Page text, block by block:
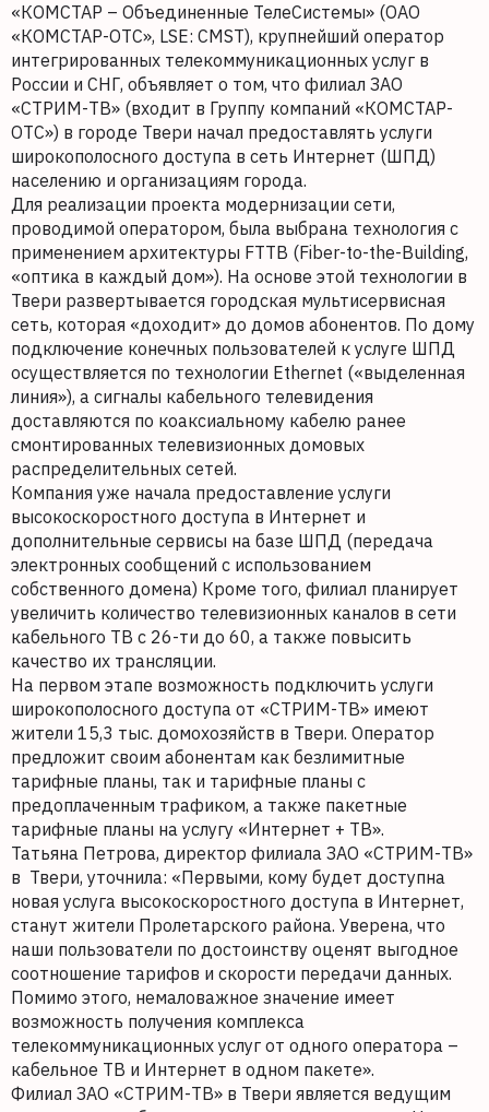
«КОМСТАР – Объединенные ТелеСистемы» (ОАО
«КОМСТАР-ОТС», LSE: CMST), крупнейший оператор
интегрированных телекоммуникационных услуг в
России и СНГ, объявляет о том, что филиал ЗАО
«СТРИМ-ТВ» (входит в Группу компаний «КОМСТАР-
ОТС») в городе Твери начал предоставлять услуги
широкополосного доступа в сеть Интернет (ШПД)
населению и организациям города.
Для реализации проекта модернизации сети,
проводимой оператором, была выбрана технология с
применением архитектуры FTTB (Fiber-to-the-Building,
«оптика в каждый дом»). На основе этой технологии в
Твери развертывается городская мультисервисная
сеть, которая «доходит» до домов абонентов. По дому
подключение конечных пользователей к услуге ШПД
осуществляется по технологии Ethernet («выделенная
линия»), а сигналы кабельного телевидения
доставляются по коаксиальному кабелю ранее
смонтированных телевизионных домовых
распределительных сетей.
Компания уже начала предоставление услуги
высокоскоростного доступа в Интернет и
дополнительные сервисы на базе ШПД (передача
электронных сообщений с использованием
собственного домена) Кроме того, филиал планирует
увеличить количество телевизионных каналов в сети
кабельного ТВ с 26-ти до 60, а также повысить
качество их трансляции.
На первом этапе возможность подключить услуги
широкополосного доступа от «СТРИМ-ТВ» имеют
жители 15,3 тыс. домохозяйств в Твери. Оператор
предложит своим абонентам как безлимитные
тарифные планы, так и тарифные планы с
предоплаченным трафиком, а также пакетные
тарифные планы на услугу «Интернет + ТВ».
Татьяна Петрова, директор филиала ЗАО «СТРИМ-ТВ»
в Твери, уточнила: «Первыми, кому будет доступна
новая услуга высокоскоростного доступа в Интернет,
станут жители Пролетарского района. Уверена, что
наши пользователи по достоинству оценят выгодное
соотношение тарифов и скорости передачи данных.
Помимо этого, немаловажное значение имеет
возможность получения комплекса
телекоммуникационных услуг от одного оператора –
кабельное ТВ и Интернет в одном пакете».
Филиал ЗАО «СТРИМ-ТВ» в Твери является ведущим